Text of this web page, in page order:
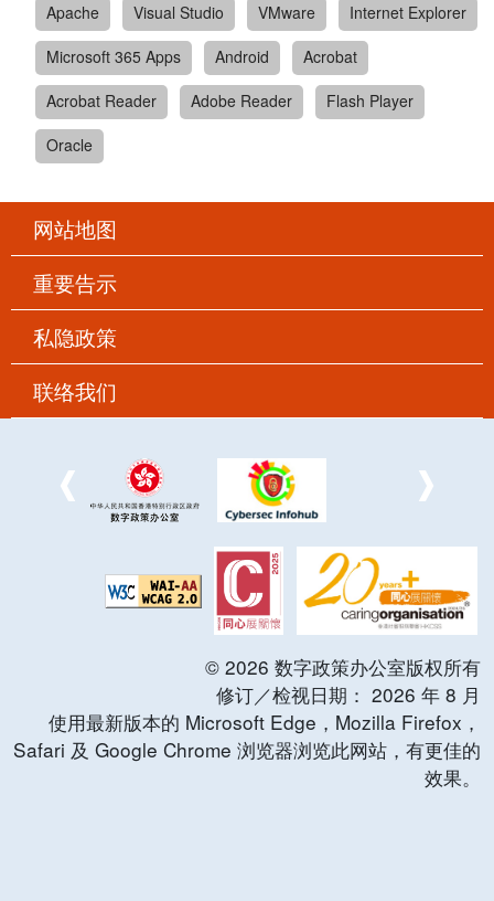
Apache
Visual Studio VMware
Internet Explorer
Microsoft 365 Apps
Android
Acrobat
Acrobat Reader
Adobe Reader
Flash Player
Oracle
网站地图
重要告示
私隐政策
联络我们
© 2026 数字政策办公室版权所有
修订／检视日期： 2026 年 8 月
使用最新版本的 Microsoft Edge，Mozilla Firefox，
Safari 及 Google Chrome 浏览器浏览此网站，有更佳的
效果。